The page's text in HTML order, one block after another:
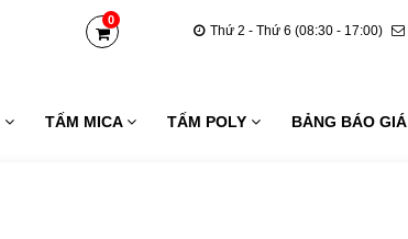
0
Thứ 2 - Thứ 6 (08:30 - 17:00)
TẤM MICA TẤM POLY BẢNG BÁO GIÁ